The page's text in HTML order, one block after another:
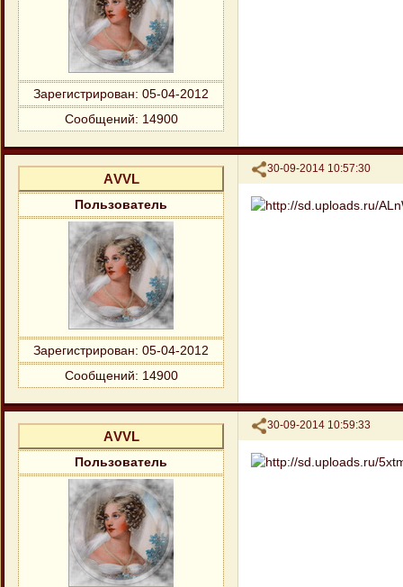
Зарегистрирован: 05-04-2012
Сообщений: 14900
Поделиться
30-09-2014 10:57:30
АVVL
Пользователь
Зарегистрирован: 05-04-2012
Сообщений: 14900
Поделиться
30-09-2014 10:59:33
АVVL
Пользователь